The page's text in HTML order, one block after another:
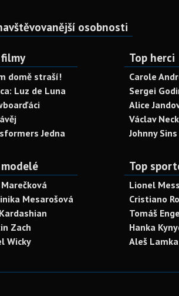
osobnosti
domě straší!
Luz de Luna
Jedna
Top herci
Carole
Sergei
Alice
Václav
Johnny Sins
Marečková
Mesarošová
Zach
Wicky
Top
Lionel
Cristiano
Tomáš Enge
Hanka
Aleš Lamka